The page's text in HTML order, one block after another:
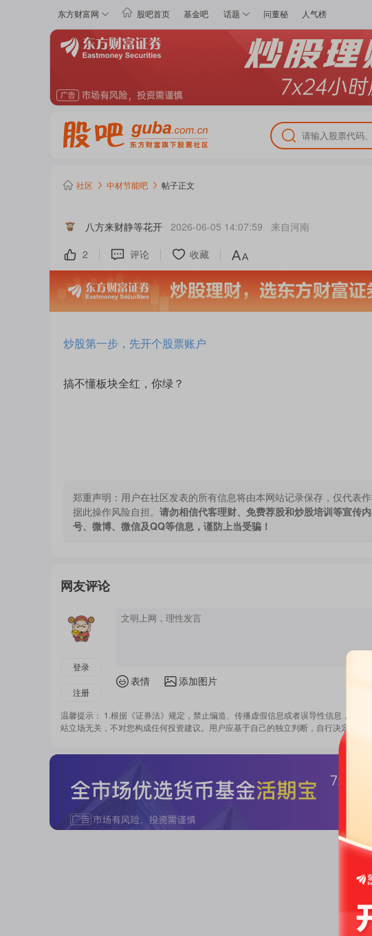
东方财富网 股吧首页 基金吧 话题 问董秘 人气榜
社区 中材节能吧 帖子正文
八方来财静等花开 2026-06-05 14:07:59 来自河南
2
评论 收藏
炒股第一步，先开个股票账户
搞不懂板块全红，你绿？
郑重声明： 用户在社区发表的所有信息将由本网站记录保存，仅代表
据此操作风险自担。 请勿相信代客理财、免费荐股和炒股培训等宣传
号、微博、微信及QQ等信息，谨防上当受骗！
网友评论
登录
注册
表情 添加图片
温馨提示： 1.根据《证券法》规定，禁止编造、传播虚假信息或者误导性信息，扰
站立场无关，不对您构成任何投资建议。用户应基于自己的独立判断，自行决定证券